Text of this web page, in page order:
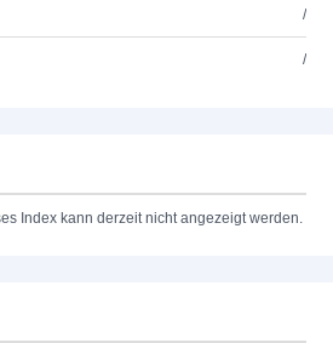
/
/
Index kann derzeit nicht angezeigt werden.